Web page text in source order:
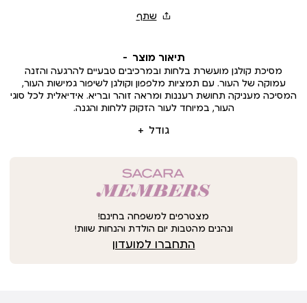
תיאור מוצר
גודל
מסיכת קולגן מועשרת בלחות ובמרכיבים טבעיים להרגעה והזנה
עמוקה של העור. עם תמציות מלפפון וקולגן לשיפור גמישות העור,
המסיכה מעניקה תחושת רעננות ומראה זוהר ובריא. אידיאלית לכל סוגי
העור, במיוחד לעור הזקוק ללחות והגנה.
מצטרפים למשפחה בחינם!
ונהנים מהטבות יום הולדת והנחות שוות!
התחברו למועדון